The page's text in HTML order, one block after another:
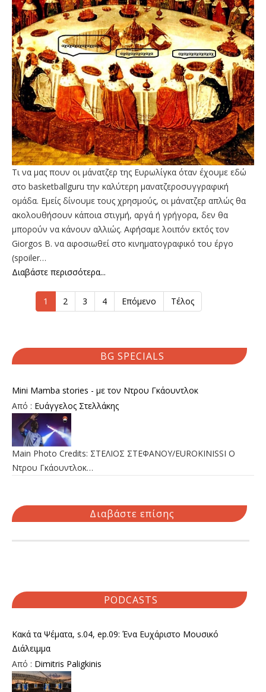
Τι να μας πουν οι μάνατζερ της Ευρωλίγκα όταν έχουμε εδώ
στο basketballguru την καλύτερη μανατζεροσυγγραφική
ομάδα. Εμείς δίνουμε τους χρησμούς, οι μάνατζερ απλώς θα
ακολουθήσουν κάποια στιγμή, αργά ή γρήγορα, δεν θα
μπορούν να κάνουν αλλιώς. Αφήσαμε λοιπόν εκτός τον
Giorgos B. να αφοσιωθεί στο κινηματογραφικό του έργο
(spoiler…
Διαβάστε περισσότερα...
1 2 3 4 Επόμενο Τέλος
BG SPECIALS
Mini Mamba stories - με τον Ντρου Γκάουντλοκ
Από : Ευάγγελος Στελλάκης
Main Photo Credits: ΣΤΕΛΙΟΣ ΣΤΕΦΑΝΟΥ/EUROKINISSI Ο
Ντρου Γκάουντλοκ…
Διαβάστε επίσης
PODCASTS
Κακά τα Ψέματα, s.04, ep.09: Ένα Ευχάριστο Μουσικό
Διάλειμμα
Από : Dimitris Paligkinis